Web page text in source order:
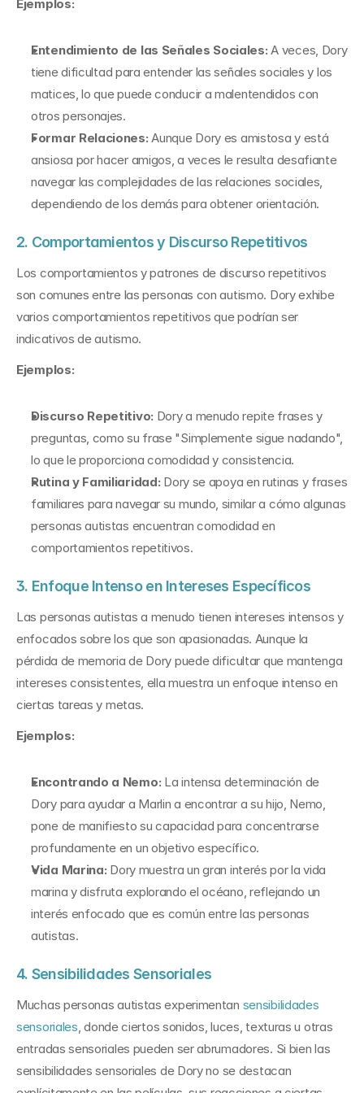
Ejemplos:
Entendimiento de las Señales Sociales: A veces, Dory
tiene dificultad para entender las señales sociales y los
matices, lo que puede conducir a malentendidos con
otros personajes.
Formar Relaciones: Aunque Dory es amistosa y está
ansiosa por hacer amigos, a veces le resulta desafiante
navegar las complejidades de las relaciones sociales,
dependiendo de los demás para obtener orientación.
2. Comportamientos y Discurso Repetitivos
Los comportamientos y patrones de discurso repetitivos
son comunes entre las personas con autismo. Dory exhibe
varios comportamientos repetitivos que podrían ser
indicativos de autismo.
Ejemplos:
Discurso Repetitivo: Dory a menudo repite frases y
preguntas, como su frase "Simplemente sigue nadando",
lo que le proporciona comodidad y consistencia.
Rutina y Familiaridad: Dory se apoya en rutinas y frases
familiares para navegar su mundo, similar a cómo algunas
personas autistas encuentran comodidad en
comportamientos repetitivos.
3. Enfoque Intenso en Intereses Específicos
Las personas autistas a menudo tienen intereses intensos y
enfocados sobre los que son apasionadas. Aunque la
pérdida de memoria de Dory puede dificultar que mantenga
intereses consistentes, ella muestra un enfoque intenso en
ciertas tareas y metas.
Ejemplos:
Encontrando a Nemo: La intensa determinación de
Dory para ayudar a Marlin a encontrar a su hijo, Nemo,
pone de manifiesto su capacidad para concentrarse
profundamente en un objetivo específico.
Vida Marina: Dory muestra un gran interés por la vida
marina y disfruta explorando el océano, reflejando un
interés enfocado que es común entre las personas
autistas.
4. Sensibilidades Sensoriales
Muchas personas autistas experimentan sensibilidades
sensoriales, donde ciertos sonidos, luces, texturas u otras
entradas sensoriales pueden ser abrumadores. Si bien las
sensibilidades sensoriales de Dory no se destacan